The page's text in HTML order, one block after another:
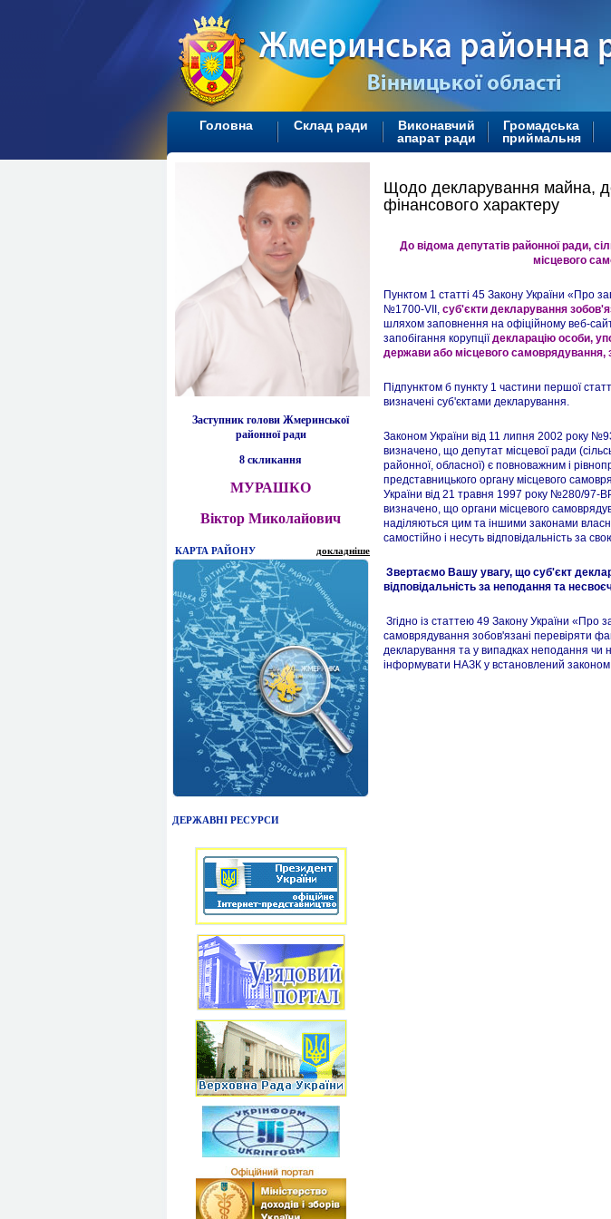
Головна Склад ради
Виконавчий
апарат ради
Громадська
приймальня
Заступник голови Жмеринської
районної ради
8 скликання
МУРАШКО
Віктор Миколайович
КАРТА РАЙОНУ докладніше
ДЕРЖАВНІ РЕСУРСИ
Щодо декларування майна,
фінансового характеру
До відома депутатів районної ради,
місцевого
Пунктом 1 статті 45 Закону України «Про
№1700-VII, суб'єкти декларування
шляхом заповнення на офіційному веб-
запобігання корупціїдекларацію особи,
держави або місцевого самоврядування,
Підпунктом б пункту 1 частини першої
визначені суб'єктами декларування.
Законом України від 11 липня 2002 року
визначено, що депутат місцевої ради
районної, обласної) є повноважним і
представницького органу місцевого
України від 21 травня 1997 року №280/97-
визначено, що органи місцевого
наділяються цим та іншими законами
самостійно і несуть відповідальність за
Звертаємо Вашу увагу, що суб'єкт
відповідальність за неподання та
Згідно із статтею 49 Закону України «Про
самоврядування зобов'язані перевіряти
декларування та у випадках неподання чи
інформувати НАЗК у встановлений законом